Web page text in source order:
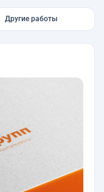
Другие работы